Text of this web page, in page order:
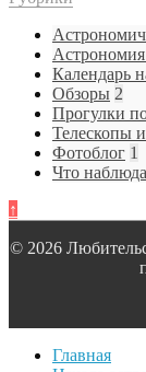
Календарь
Обзоры 2
Прогулки
Телескопы
Фотоблог 1
Что
↑
© 2026
Главная